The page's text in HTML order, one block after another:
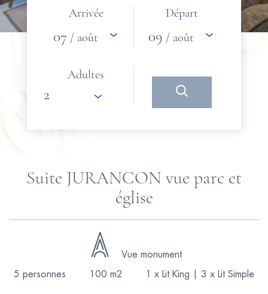
Arrivée
07 / août
Départ
09 / août
Adultes
Suite JURANCON vue parc et
église
Vue monument
5 personnes
100 m2 1 x Lit King 3 x Lit Simple